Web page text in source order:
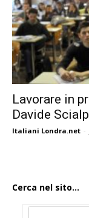
Lavorare in
Davide
Italiani Londra.net -
Cerca nel sito...